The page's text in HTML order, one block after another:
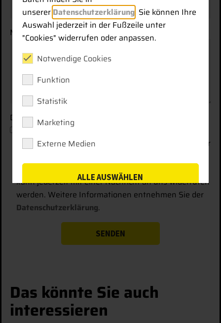
Mitteilung
Datenschutz
Mit Setzen des Hakens erkläre ich mich
einverstanden, dass die von mir erhobenen Daten für
erhoben und gespeichert werden. Diese Einwilligung
kann jederzeit mit einer Nachricht an uns widerrufen
werden. Weitere Informationen entnehmen Sie der
Datenschutzerklärung.
Das könnte Sie auch
interessieren
unserer Datenschutzerklärung . Sie können Ihre
Auswahl jederzeit in der Fußzeile unter
"Cookies" widerrufen oder anpassen.
Notwendige Cookies
Funktion
Statistik
Marketing
Externe Medien
ALLE AUSWÄHLEN
SPEICHERN
ABLEHNEN